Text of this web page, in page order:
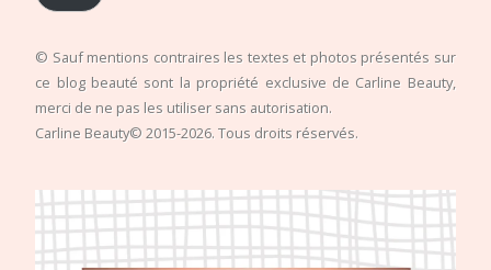
© Sauf mentions contraires les textes et photos présentés sur
ce blog beauté sont la propriété exclusive de Carline Beauty,
merci de ne pas les utiliser sans autorisation.
Carline Beauty© 2015-2026. Tous droits réservés.